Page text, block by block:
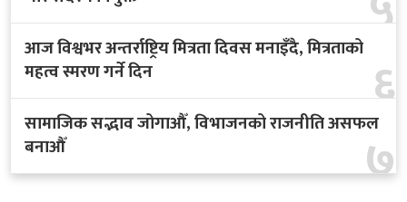
६
आज विश्वभर अन्तर्राष्ट्रिय मित्रता दिवस मनाइँदै, मित्रताको
महत्व स्मरण गर्ने दिन
७
सामाजिक सद्भाव जोगाऔँ, विभाजनको राजनीति असफल
बनाऔँ